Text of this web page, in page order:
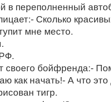
в переполненный
Сколько
мне место.
своего бойфренда:-
как начать!- А что
тигр.